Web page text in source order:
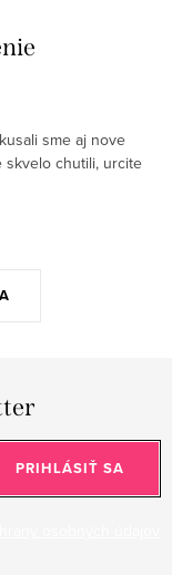
sme aj nove
skvelo chutili, urcite
PRIHLÁSIŤ SA